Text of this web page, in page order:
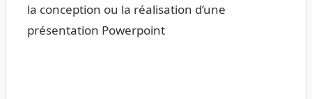
la conception ou la réalisation d’une
présentation Powerpoint